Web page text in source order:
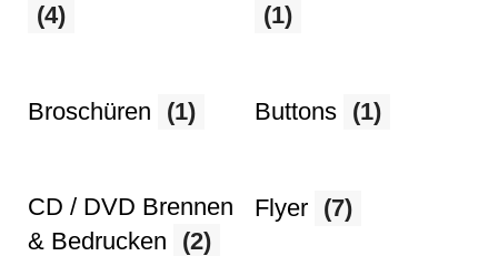
(4)
(1)
Broschüren (1) Buttons (1)
CD / DVD Brennen
& Bedrucken
(2)
Flyer (7)